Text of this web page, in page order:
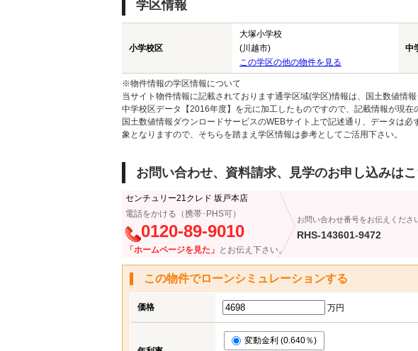
学区情報
小学校区
大塚小学校
(川越市)
この学区の他の物件を見る
中
※物件情報の学区情報について
当サイト物件情報に記載されております通学区域(学区)情報は、国土数値情
中学校区データ【2016年度】を元に加工したものですので、記載情報が現在
国土数値情報ダウンロードサービスのWEBサイト上で記述通り、データは
象となりますので、そちらを踏まえ学区情報は参考としてご活用下さい。
お問い合わせ、資料請求、見学のお申し込みは
センチュリー21クレド 坂戸本店
電話をかける（携帯･PHS可）
0120-89-9010
「ホームページを見た」 とお伝え下さい。
お問い合わせ番号をお伝えくださ
RHS-143601-9472
この物件でローンシミュレーションする
価格 万円
変動金利 (0.640％)